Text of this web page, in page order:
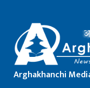
Arghakhanchi